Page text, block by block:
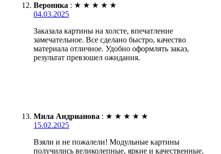
Вероника : ★ ★ ★ ★ ★
04.03.2025
Заказала картины на холсте, впечатление
замечательное. Все сделано быстро, качество
материала отличное. Удобно оформлять заказ,
результат превзошел ожидания.
Мила Андрианова : ★ ★ ★ ★ ★
15.02.2025
Взяли и не пожалели! Модульные картины
получились великолепные, яркие и качественные.